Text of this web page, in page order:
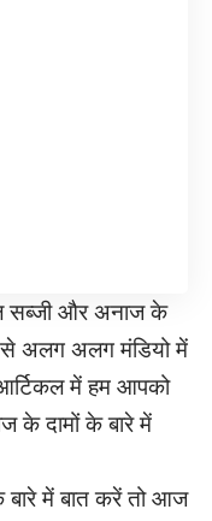
सब्जी और अनाज के
से अलग अलग मंडियो में
में हम आपको
के दामों के बारे में
बारे में बात करें तो आज